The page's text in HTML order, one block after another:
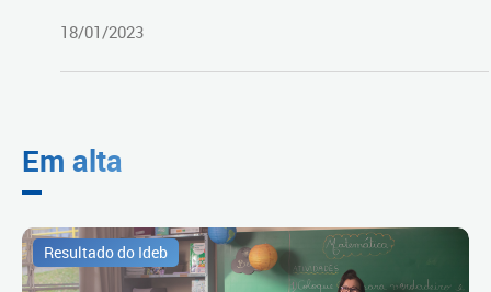
18/01/2023
Em alta
Resultado do Ideb